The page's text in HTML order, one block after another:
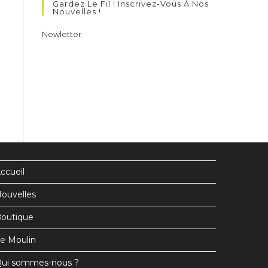
un
onglet
un
Gardez Le Fil ! Inscrivez-Vous À Nos
Nouvelles !
Newletter
Moulin
sommes-nous ?